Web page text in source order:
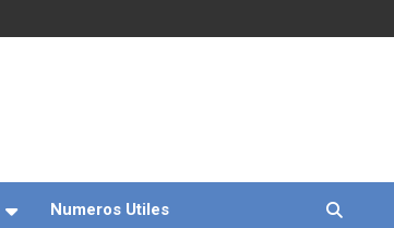
Numeros Utiles